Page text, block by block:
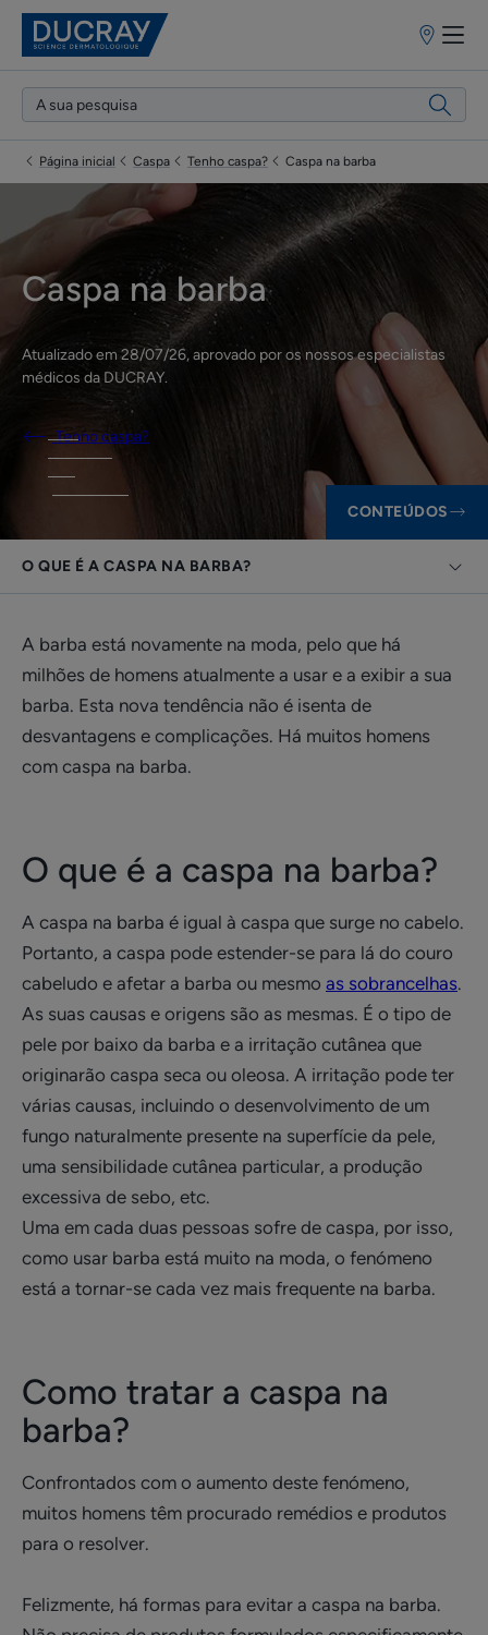
Pontos
venda
Página inicial Caspa Tenho caspa? Caspa na barba
Caspa na barba
Atualizado em28/07/26, aprovado poros nossos especialistas
médicos da DUCRAY.
Tenho caspa?
CONTEÚDOS
O QUE É A CASPA NA BARBA?
A barba está novamente na moda, pelo que há
milhões de homens atualmente a usar e a exibir a sua
barba. Esta nova tendência não é isenta de
desvantagens e complicações. Há muitos homens
com caspa na barba.
O que é a caspa na barba?
A caspa na barba é igual à caspa que surge no cabelo.
Portanto, a caspa pode estender-se para lá do couro
cabeludo e afetar a barba ou mesmo as sobrancelhas.
As suas causas e origens são as mesmas. É o tipo de
pele por baixo da barba e a irritação cutânea que
originarão caspa seca ou oleosa. A irritação pode ter
várias causas, incluindo o desenvolvimento de um
fungo naturalmente presente na superfície da pele,
uma sensibilidade cutânea particular, a produção
excessiva de sebo, etc.
Uma em cada duas pessoas sofre de caspa, por isso,
como usar barba está muito na moda, o fenómeno
está a tornar-se cada vez mais frequente na barba.
Como tratar a caspa na
barba?
Confrontados com o aumento deste fenómeno,
muitos homens têm procurado remédios e produtos
para o resolver.
Felizmente, há formas para evitar a caspa na barba.